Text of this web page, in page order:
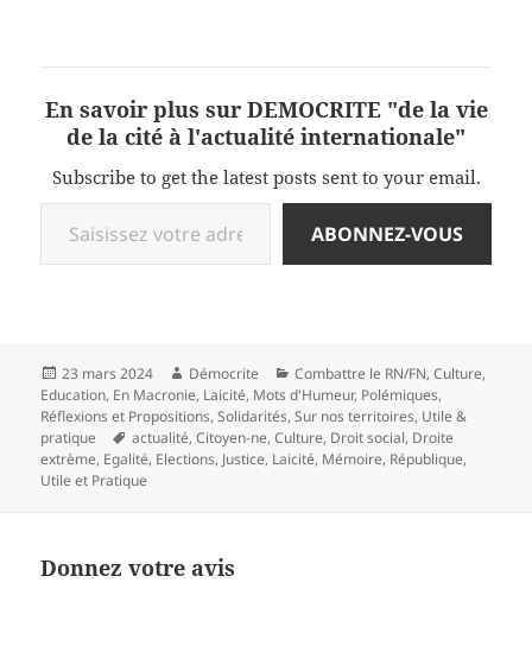
En savoir plus sur DEMOCRITE "de la vie
de la cité à l'actualité internationale"
Subscribe to get the latest posts sent to your email.
Saisissez votre adresse e-mail…
ABONNEZ-VOUS
Publié
le
23 mars 2024 Auteur
Démocrite Catégories
Combattre le RN/FN,Culture,
Education, En Macronie, Laicité, Mots d'Humeur, Polémiques,
Réflexions et Propositions,Solidarités,Sur nos territoires, Utile &
pratique
Mots-
clés
actualité,Citoyen-ne,Culture, Droit social, Droite
extrème, Egalité, Elections, Justice, Laicité, Mémoire, République,
Utile et Pratique
Donnez votre avis